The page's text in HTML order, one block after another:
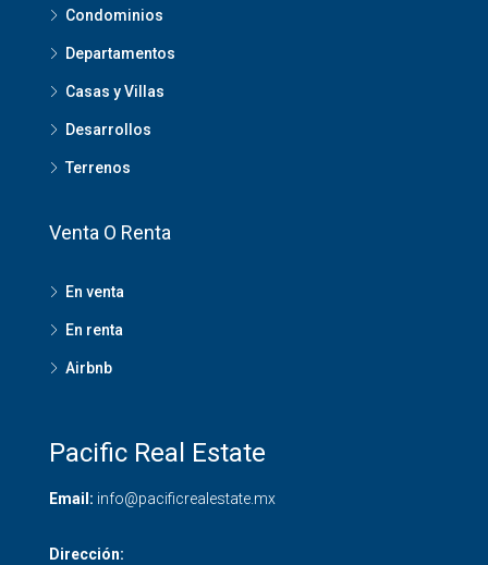
Condominios
Departamentos
Casas y Villas
Desarrollos
Terrenos
Venta O Renta
En venta
En renta
Airbnb
Pacific Real Estate
Email: info@pacificrealestate.mx
Dirección: